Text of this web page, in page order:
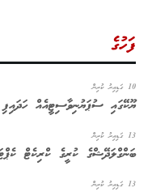
ފަހުގެ
10 ގަޑިއިރު ކުރިން
ޔޫކޭގައި ސުޕަޔުނިވާސިޓީއެއް ހަދައިފި
13 ގަޑިއިރު ކުރިން
ބަންގްލަދޭޝްގެ ކުރީގެ ކްރިކެޓް
13 ގަޑިއިރު ކުރިން